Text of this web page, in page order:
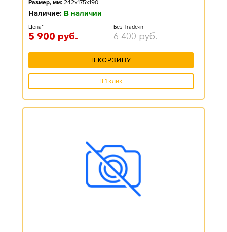
Размер, мм: 242x175x190
Наличие: В наличии
Цена*
5 900 руб.
Без Trade-in
6 400 руб.
В КОРЗИНУ
В 1 клик